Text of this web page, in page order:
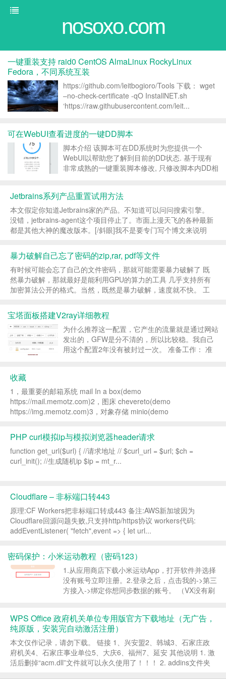
nosoxo.com
一键重装支持 raid0 CentOS AlmaLinux RockyLinux
Fedora，不同系统互装
https://github.com/leitbogioro/Tools 下载： wget
–no-check-certificate -qO InstallNET.sh
‘https://raw.githubusercontent.com/leit...
可在WebUI查看进度的一键DD脚本
脚本介绍 该脚本可在DD系统时为您提供一个
WebUI以帮助您了解到目前的DD状态. 基于现有
非常成熟的一键重装脚本修改, 只修改脚本内DD相
一样)...
Jetbrains系列产品重置试用方法
本文假定你知道Jetbrains家的产品。不知道可以问问搜索引擎。
没错，jetbrains-agent这个项目停止了。市面上漫天飞的各种最新
都是其他大神的魔改版本。[/斜眼]我不是要专门写个博文来说明
暴力破解自己忘了密码的zip,rar, pdf等文件
有时候可能会忘了自己的文件密码，那就可能需要暴力破解了 既
然暴力破解，那就最好是能利用GPU的算力的工具 几乎支持所有
加密算法公开的格式。当然，既然是暴力破解，速度就不快。 工
宝塔面板搭建V2ray详细教程
为什么推荐这一配置，它产生的流量就是通过网站
发出的，GFW是分不清的，所以比较稳。我自己
用这个配置2年没有被封过一次。 准备工作： 准
收藏
1，最重要的邮箱系统 mail In a box(demo
https://mail.memotz.com)2，图床 chevereto(demo
https://img.memotz.com)3，对象存储 minio(demo
PHP curl模拟ip与模拟浏览器header请求
function get_url($url) { //请求地址 // $curl_url = $url; $ch =
curl_init(); //生成随机ip $ip = mt_r...
Cloudflare – 非标端口转443
原理:CF Workers把非标端口转成443 备注:AWS新加坡因为
Cloudflare回源问题失败,只支持http/https协议 workers代码:
addEventListener( "fetch",event => { let url...
密码保护：小米运动教程（密码123）
1.从应用商店下载小米运动App，打开软件并选择
没有账号立即注册。 ​ 2.登录之后，点击我的->第三
方接入->绑定你想同步数据的账号。 （VX没有刷
WPS Office 政府机关单位专用版官方下载地址（无广告，
纯原版，安装完自动激活注册）
本文仅作记录，请勿下载。 链接 1、兴安盟2、韩城3、石家庄政
府机关4、石家庄事业单位5、大庆6、福州7、延安 其他说明 1. 激
活后删掉“acm.dll”文件就可以永久使用了！！！ 2. addins文件夹